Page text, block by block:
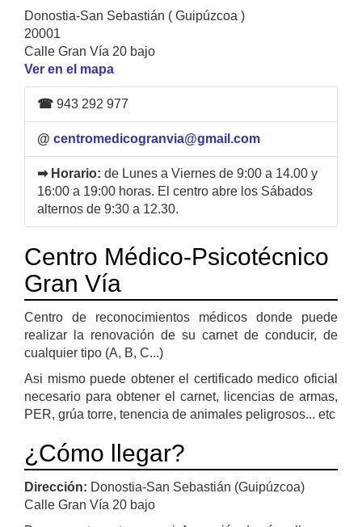
Donostia-San Sebastián ( Guipúzcoa )
20001
Calle Gran Vía 20 bajo
Ver en el mapa
☎ 943 292 977
@ centromedicogranvia@gmail.com
➡ Horario: de Lunes a Viernes de 9:00 a 14.00 y
16:00 a 19:00 horas. El centro abre los Sábados
alternos de 9:30 a 12.30.
Centro Médico-Psicotécnico
Gran Vía
Centro de reconocimientos médicos donde puede
realizar la renovación de su carnet de conducir, de
cualquier tipo (A, B, C...)
Asi mismo puede obtener el certificado medico oficial
necesario para obtener el carnet, licencias de armas,
PER, grúa torre, tenencia de animales peligrosos... etc
¿Cómo llegar?
Dirección: Donostia-San Sebastián (Guipúzcoa)
Calle Gran Vía 20 bajo